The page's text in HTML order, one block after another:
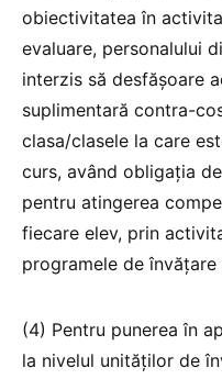
obiectivitatea în
evaluare, personalului
interzis să desfășoare
suplimentară contra-
clasa/clasele la care
curs, având obligația
pentru atingerea
fiecare elev, prin
programele de învățare
(4) Pentru punerea în
la nivelul unităților de